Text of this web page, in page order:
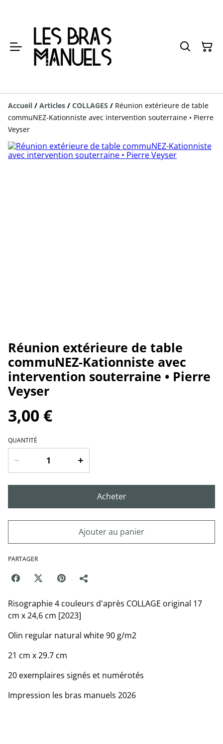
Accueil / Articles / COLLAGES / Réunion extérieure de table
commuNEZ-Kationniste avec intervention souterraine • Pierre
Veyser
Réunion extérieure de table
commuNEZ-Kationniste avec
intervention souterraine • Pierre
Veyser
3,00 €
QUANTITÉ
Acheter
Ajouter au panier
PARTAGER
Risographie 4 couleurs d'après COLLAGE original 17
cm x 24,6 cm [2023]
Olin regular natural white 90 g/m2
21 cm x 29.7 cm
20 exemplaires signés et numérotés
Impression les bras manuels 2026